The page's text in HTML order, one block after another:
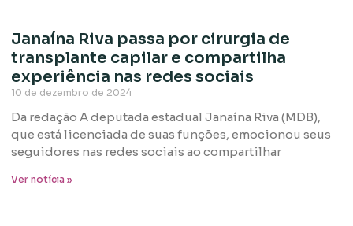
Janaína Riva passa por cirurgia de
transplante capilar e compartilha
experiência nas redes sociais
10 de dezembro de 2024
Da redação A deputada estadual Janaína Riva (MDB),
que está licenciada de suas funções, emocionou seus
seguidores nas redes sociais ao compartilhar
Ver notícia »